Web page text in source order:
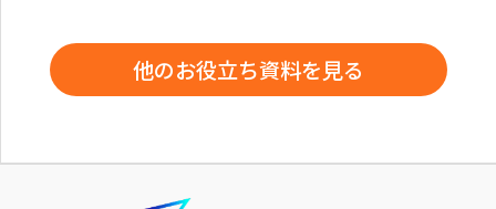
他のお役立ち資料を見る